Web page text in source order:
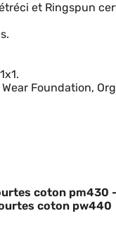
et Ringspun
Foundation,
coton pm430
coton pw440